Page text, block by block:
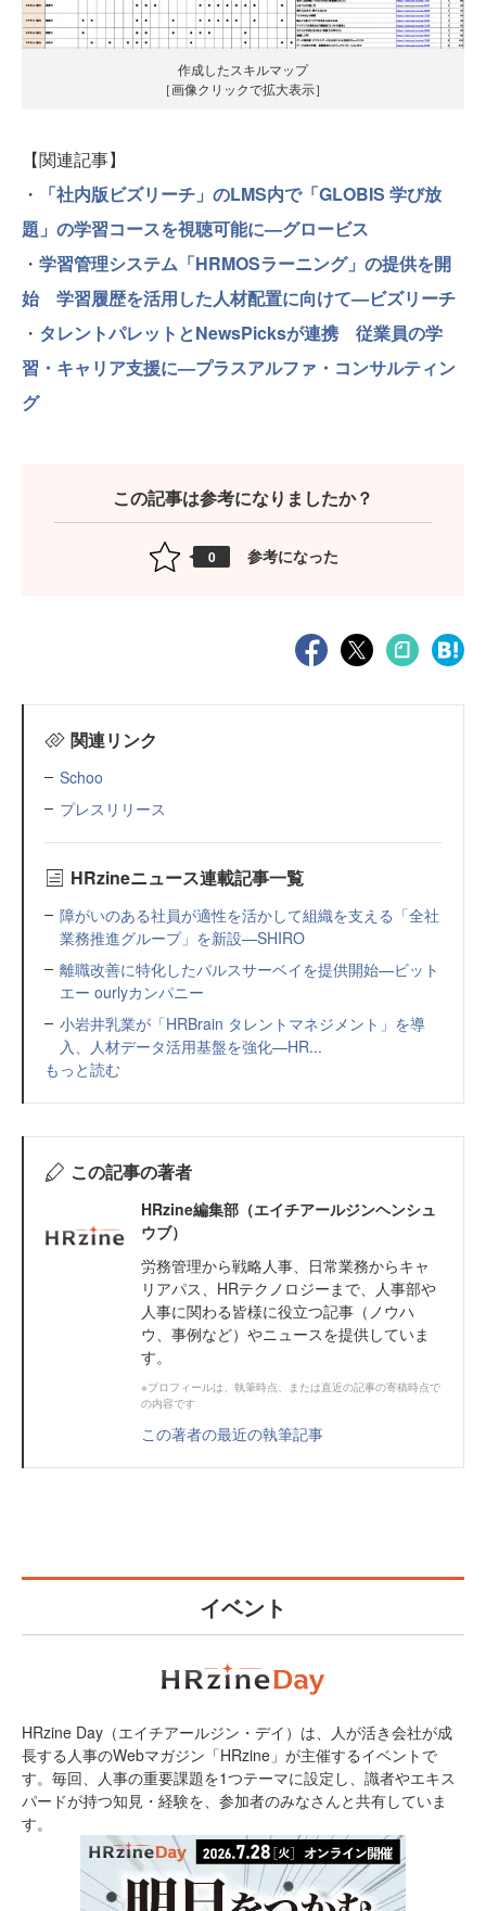
作成したスキルマップ
［画像クリックで拡大表示］
【関連記事】
・
「社内版ビズリーチ」のLMS内で「GLOBIS 学び放
題」の学習コースを視聴可能に—グロービス
・ 学習管理システム「HRMOSラーニング」の提供を開
始 学習履歴を活用した人材配置に向けて—ビズリーチ
・ タレントパレットとNewsPicksが連携 従業員の学
習・キャリア支援に—プラスアルファ・コンサルティン
グ
この記事は参考になりましたか？
0 参考になった
関連リンク
Schoo
プレスリリース
HRzineニュース連載記事一覧
障がいのある社員が適性を活かして組織を支える「全社
業務推進グループ」を新設—SHIRO
離職改善に特化したパルスサーベイを提供開始—ビット
エー ourlyカンパニー
小岩井乳業が「HRBrain タレントマネジメント」を導
入、人材データ活用基盤を強化—HR...
もっと読む
この記事の著者
HRzine編集部（エイチアールジンヘンシュ
ウブ）
労務管理から戦略人事、日常業務からキャ
リアパス、HRテクノロジーまで、人事部や
人事に関わる皆様に役立つ記事（ノウハ
ウ、事例など）やニュースを提供していま
す。
※プロフィールは、執筆時点、または直近の記事の寄稿時点で
の内容です
この著者の最近の執筆記事
イベント
HRzine Day（エイチアールジン・デイ）は、人が活き会社が成
長する人事のWebマガジン「HRzine」が主催するイベントで
す。毎回、人事の重要課題を1つテーマに設定し、識者やエキス
パードが持つ知見・経験を、参加者のみなさんと共有していま
す。